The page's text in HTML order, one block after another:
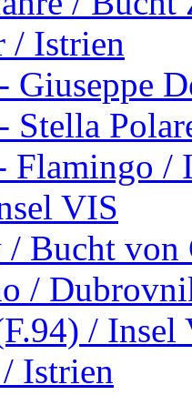
/ Istrien
Giuseppe
Stella
Flamingo /
VIS
Bucht von
/
/ Insel
Istrien